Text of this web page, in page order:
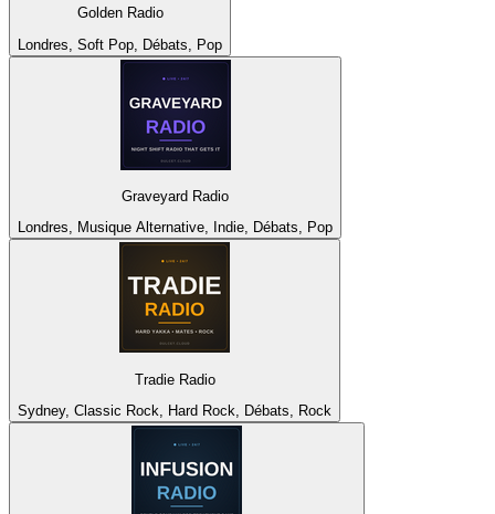
Golden Radio
Londres, Soft Pop, Débats, Pop
Graveyard Radio
Londres, Musique Alternative, Indie, Débats, Pop
Tradie Radio
Sydney, Classic Rock, Hard Rock, Débats, Rock